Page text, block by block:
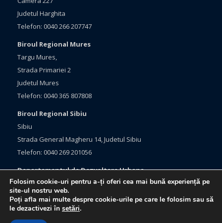
Judetul Harghita
Telefon: 0040 266 207747
Biroul Regional Mures
Targu Mures,
Strada Primariei 2
Judetul Mures
Telefon: 0040 365 807808
Biroul Regional Sibiu
Sibiu
Strada General Magheru 14, Judetul Sibiu
Telefon: 0040 269 201056
Departamentul de Dezvoltare Urbana
Brasov, Bulevardul Eroilor 33
Judetul Brasov
Telefon: 0040 368 415760
Folosim cookie-uri pentru a-ți oferi cea mai bună experiență pe
site-ul nostru web.
Poți afla mai multe despre cookie-urile pe care le folosim sau să
le dezactivezi în setări.